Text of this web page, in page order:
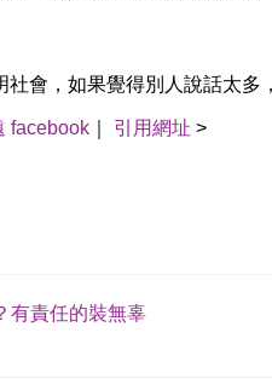
社會，如果覺得別人說話太
facebook 引用網址 >
有責任的裝無辜